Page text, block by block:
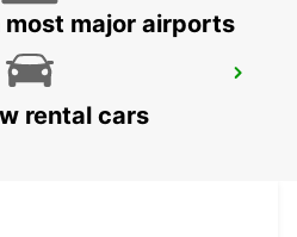
IKC-
major airports
rental cars